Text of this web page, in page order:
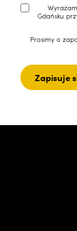
Gdańsku
Prosimy o